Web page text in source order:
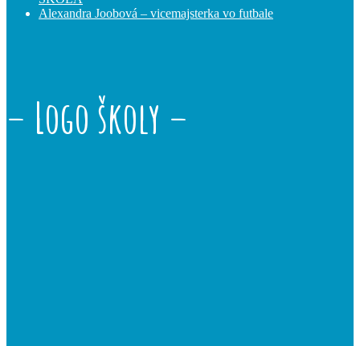
Alexandra Joobová – vicemajsterka vo futbale
– Logo školy –